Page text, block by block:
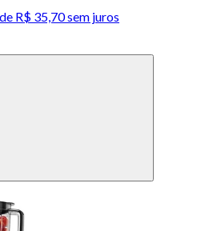
R$ 35,70 sem juros